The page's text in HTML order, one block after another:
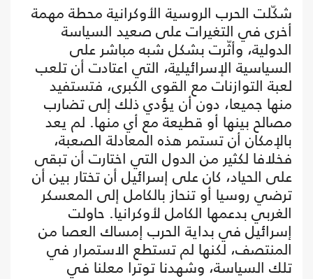
شكّلت الحرب الروسية الأوكرانية محطة مهمة
أخرى في التغيرات على صعيد السياسة
الدولية، وأثّرت بشكل شبه مباشر على
السياسية الإسرائيلية، التي اعتادت أن تلعب
لعبة التوازنات مع القوى الكبرى، فتستفيد
منها جميعا، دون أن يؤدي ذلك إلى تضارب
مصالح بينها أو قطيعة مع أي منها. لم يعد
بالإمكان أن تستمر هذه المعادلة الصعبة،
فخلافا لكثير من الدول التي اختارت أن تبقى
على الحياد، كان على إسرائيل أن تختار بين أن
ترضي روسيا أو تنحاز بالكامل إلى المعسكر
الغربي بدعمها الكامل لأوكرانيا. حاولت
إسرائيل في بداية الحرب إمساك العصا من
المنتصف، لكنها لم تستطع الاستمرار في
تلك السياسة، وشهدنا توترا معلنا في